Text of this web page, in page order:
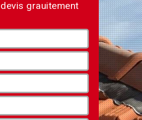
devis grauitement